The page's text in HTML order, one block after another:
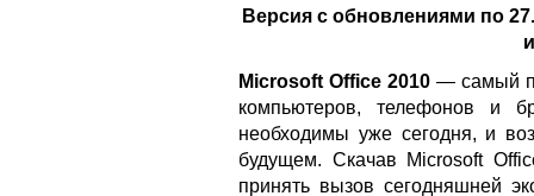
Версия с обновлениями по
Microsoft Office 2010 — самый
компьютеров, телефонов и
необходимы уже сегодня, и
будущем. Скачав Microsoft
принять вызов сегодняшней